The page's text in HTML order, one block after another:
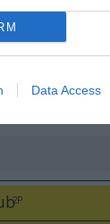
Data Access
2P